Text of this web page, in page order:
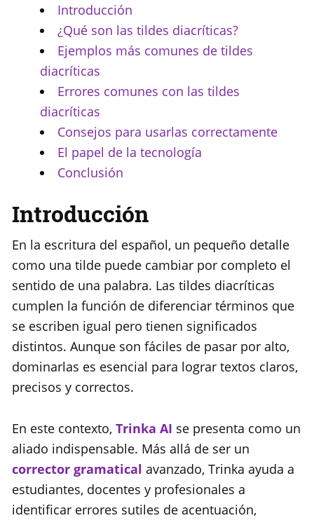
Introducción
¿Qué son las tildes diacríticas?
Ejemplos más comunes de tildes
diacríticas
Errores comunes con las tildes
diacríticas
Consejos para usarlas correctamente
El papel de la tecnología
Conclusión
Introducción
En la escritura del español, un pequeño detalle
como una tilde puede cambiar por completo el
sentido de una palabra. Las tildes diacríticas
cumplen la función de diferenciar términos que
se escriben igual pero tienen significados
distintos. Aunque son fáciles de pasar por alto,
dominarlas es esencial para lograr textos claros,
precisos y correctos.
En este contexto, Trinka AI se presenta como un
aliado indispensable. Más allá de ser un
corrector gramatical avanzado, Trinka ayuda a
estudiantes, docentes y profesionales a
identificar errores sutiles de acentuación,